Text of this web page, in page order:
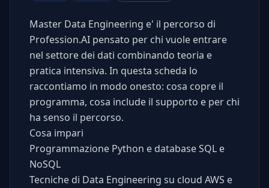
Master Data Engineering e' il percorso di
Profession.AI pensato per chi vuole entrare
nel settore dei dati combinando teoria e
pratica intensiva. In questa scheda lo
raccontiamo in modo onesto: cosa copre il
programma, cosa include il supporto e per chi
ha senso il percorso.
Cosa impari
Programmazione Python e database SQL e
NoSQL
Tecniche di Data Engineering su cloud AWS e